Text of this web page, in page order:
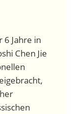
Jahre in
Chen Jie